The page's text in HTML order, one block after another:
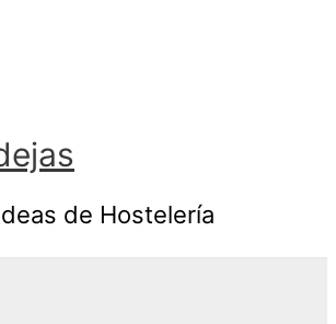
de Hostelería